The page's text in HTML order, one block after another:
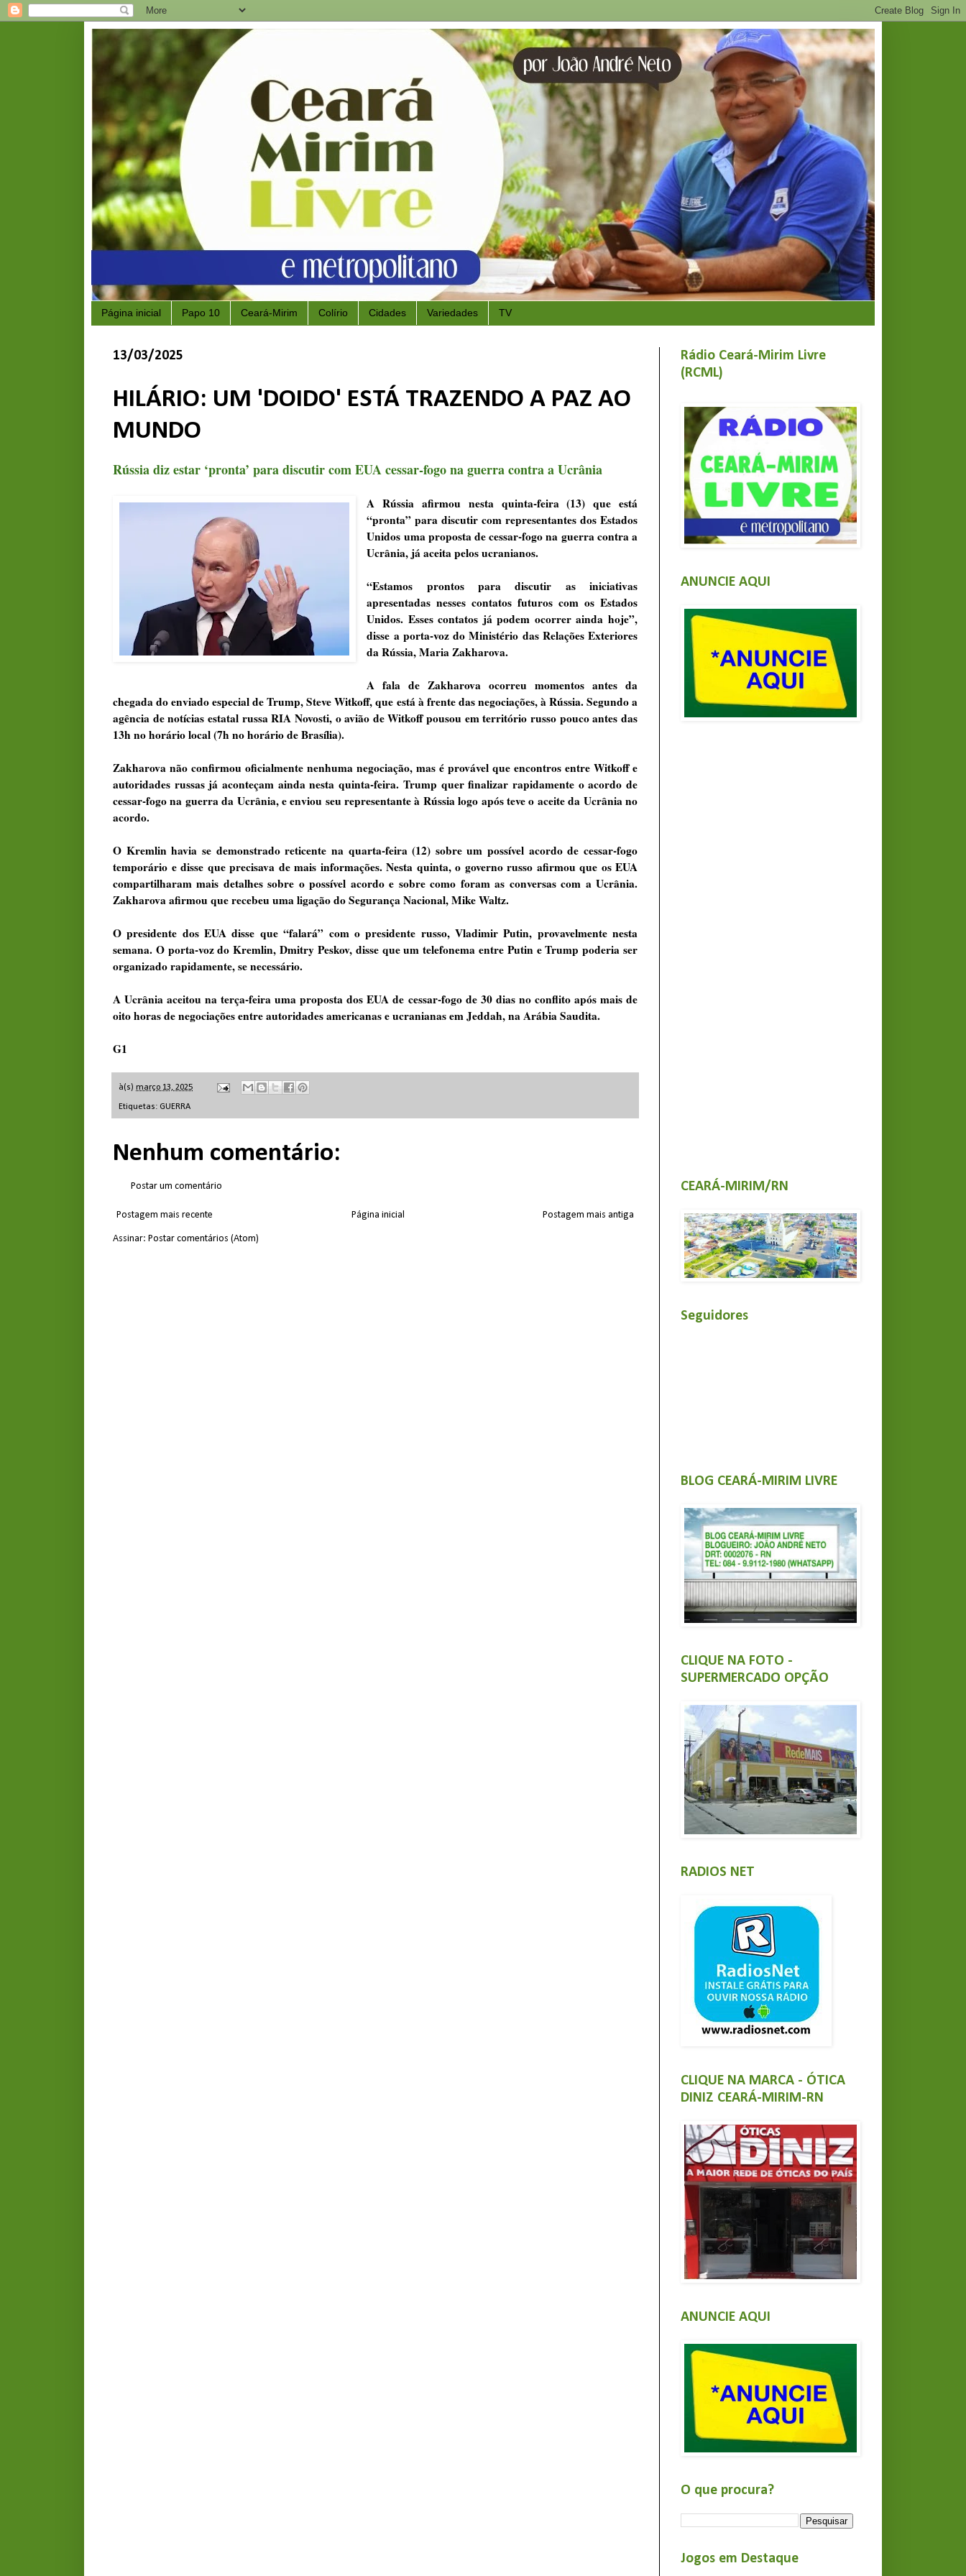
Página inicial Papo 10 Ceará-Mirim Colírio Cidades Variedades TV
13/03/2025
HILÁRIO: UM 'DOIDO' ESTÁ TRAZENDO A PAZ AO
MUNDO
Rússia diz estar ‘pronta’ para discutir com EUA cessar-fogo na guerra contra a Ucrânia
A Rússia afirmou nesta quinta-feira (13) que está
“pronta” para discutir com representantes dos Estados
Unidos uma proposta de cessar-fogo na guerra contra a
Ucrânia, já aceita pelos ucranianos.
“Estamos prontos para discutir as iniciativas
apresentadas nesses contatos futuros com os Estados
Unidos. Esses contatos já podem ocorrer ainda hoje”,
disse a porta-voz do Ministério das Relações Exteriores
da Rússia, Maria Zakharova.
A fala de Zakharova ocorreu momentos antes da
chegada do enviado especial de Trump, Steve Witkoff, que está à frente das negociações, à Rússia. Segundo a
agência de notícias estatal russa RIA Novosti, o avião de Witkoff pousou em território russo pouco antes das
13h no horário local (7h no horário de Brasília).
Zakharova não confirmou oficialmente nenhuma negociação, mas é provável que encontros entre Witkoff e
autoridades russas já aconteçam ainda nesta quinta-feira. Trump quer finalizar rapidamente o acordo de
cessar-fogo na guerra da Ucrânia, e enviou seu representante à Rússia logo após teve o aceite da Ucrânia no
acordo.
O Kremlin havia se demonstrado reticente na quarta-feira (12) sobre um possível acordo de cessar-fogo
temporário e disse que precisava de mais informações. Nesta quinta, o governo russo afirmou que os EUA
compartilharam mais detalhes sobre o possível acordo e sobre como foram as conversas com a Ucrânia.
Zakharova afirmou que recebeu uma ligação do Segurança Nacional, Mike Waltz.
O presidente dos EUA disse que “falará” com o presidente russo, Vladimir Putin, provavelmente nesta
semana. O porta-voz do Kremlin, Dmitry Peskov, disse que um telefonema entre Putin e Trump poderia ser
organizado rapidamente, se necessário.
A Ucrânia aceitou na terça-feira uma proposta dos EUA de cessar-fogo de 30 dias no conflito após mais de
oito horas de negociações entre autoridades americanas e ucranianas em Jeddah, na Arábia Saudita.
G1
à(s) março 13, 2025
Etiquetas: GUERRA
Nenhum comentário:
Postar um comentário
Postagem mais recente Postagem mais antiga
Página inicial
Assinar: Postar comentários (Atom)
Rádio Ceará-Mirim Livre
(RCML)
ANUNCIE AQUI
CEARÁ-MIRIM/RN
Seguidores
BLOG CEARÁ-MIRIM LIVRE
CLIQUE NA FOTO -
SUPERMERCADO OPÇÃO
RADIOS NET
CLIQUE NA MARCA - ÓTICA
DINIZ CEARÁ-MIRIM-RN
ANUNCIE AQUI
O que procura?
Jogos em Destaque